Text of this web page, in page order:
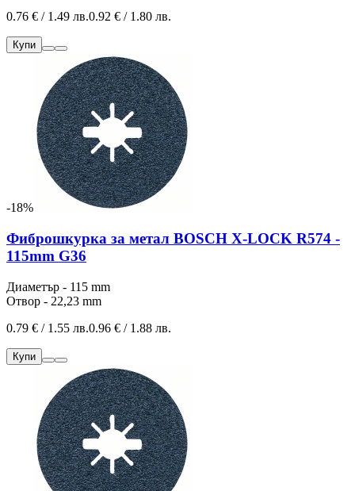
0.76 € / 1.49 лв.0.92 € / 1.80 лв.
Купи
-18%
Фиброшкурка за метал BOSCH X-LOCK R574 -
115mm G36
Диаметър - 115 mm
Отвор - 22,23 mm
0.79 € / 1.55 лв.0.96 € / 1.88 лв.
Купи